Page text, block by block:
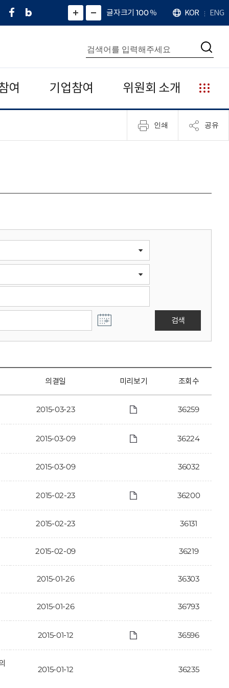
페
네
그
)
화
면
면
소
확
대
치
글자크기 100%
언
어
KOR ENG
통
합
검
색
검
여 기업참여 위원회 소개
누
리
집
안
인쇄 공유
검색
의결일 미리보기 조회수
2015-03-23 36259
2015-03-09 36224
2015-03-09 36032
2015-02-23 36200
2015-02-23 36131
2015-02-09 36219
2015-01-26 36303
2015-01-26 36793
2015-01-12 36596
2015-01-12 36235